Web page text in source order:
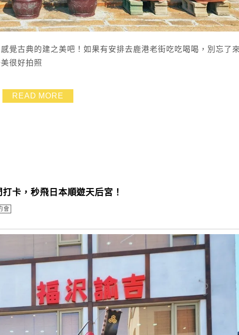
覺古典的建之美吧！如果有安排去鹿港老街吃吃喝喝，別忘了
很好拍照
READ MORE
卡，秒飛日本順遊天后宮！
會